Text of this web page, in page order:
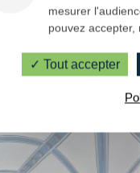
Melrand
mesurer
pouvez accepter,
Tout accepter